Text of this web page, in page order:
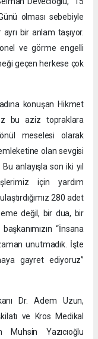
olması sebebiyle
bir anlam taşıyor.
ve görme engelli
geçen herkese çok
konuşan Hikmet
bu aziz topraklara
meselesi olarak
olan sevgisi
anlayışla son iki yıl
için yardım
280 adet
değil, bir dua, bir
“İnsana
unutmadık. İşte
gayret ediyoruz”
Dr. Adem Uzun,
ve Kros Medikal
Yazıcıoğlu